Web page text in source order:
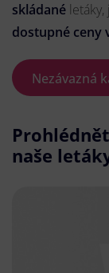
skládané
dostupné ceny
Nezávazná
naše